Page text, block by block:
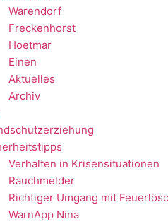
Warendorf
Freckenhorst
Hoetmar
Einen
Aktuelles
Archiv
Verhalten in Krisensituationen
Rauchmelder
Richtiger Umgang mit
WarnApp Nina